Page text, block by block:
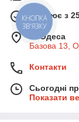
Працює з
м. Одеса
Базова 13,
Контакти
Сьогодні
Показати
КНОПКА
ЗВ'ЯЗКУ